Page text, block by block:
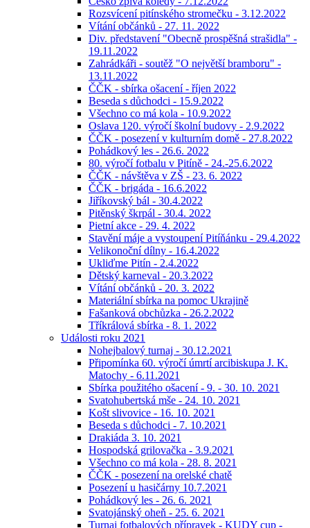
Rozsvícení pitínského stromečku - 3.12.2022
Vítání občánků - 27. 11. 2022
Div. představení "Obecně prospěšná strašidla" -
19.11.2022
Zahrádkáři - soutěž "O největší bramboru" -
13.11.2022
ČČK - sbírka ošacení - říjen 2022
Beseda s důchodci - 15.9.2022
Všechno co má kola - 10.9.2022
Oslava 120. výročí školní budovy - 2.9.2022
ČČK - posezení v kulturním domě - 27.8.2022
Pohádkový les - 26.6. 2022
80. výročí fotbalu v Pitíně - 24.-25.6.2022
ČČK - návštěva v ZŠ - 23. 6. 2022
ČČK - brigáda - 16.6.2022
Jiříkovský bál - 30.4.2022
Pitěnský škrpál - 30.4. 2022
Pietní akce - 29. 4. 2022
Stavění máje a vystoupení Pitíňánku - 29.4.2022
Velikonoční dílny - 16.4.2022
Ukliďme Pitín - 2.4.2022
Dětský karneval - 20.3.2022
Vítání občánků - 20. 3. 2022
Materiální sbírka na pomoc Ukrajině
Fašanková obchůzka - 26.2.2022
Tříkrálová sbírka - 8. 1. 2022
Události roku 2021
Nohejbalový turnaj - 30.12.2021
Připomínka 60. výročí úmrtí arcibiskupa J. K.
Matochy - 6.11.2021
Sbírka použitého ošacení - 9. - 30. 10. 2021
Svatohubertská mše - 24. 10. 2021
Košt slivovice - 16. 10. 2021
Beseda s důchodci - 7. 10.2021
Drakiáda 3. 10. 2021
Hospodská grilovačka - 3.9.2021
Všechno co má kola - 28. 8. 2021
ČČK - posezení na orelské chatě
Posezení u hasičárny 10.7.2021
Pohádkový les - 26. 6. 2021
Svatojánský oheň - 25. 6. 2021
Turnaj fotbalových přípravek - KUDY cup -